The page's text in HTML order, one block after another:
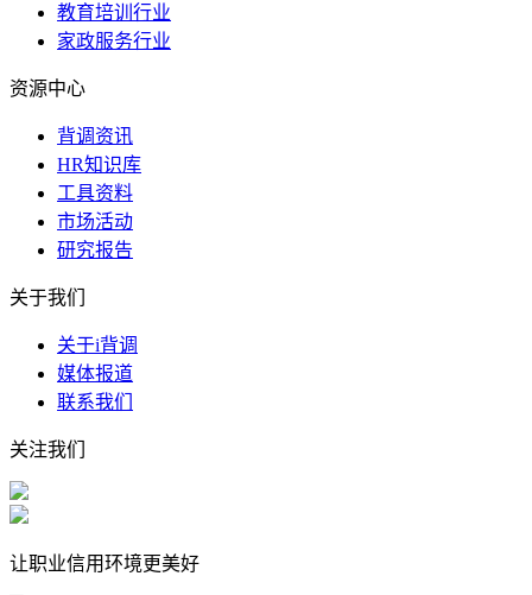
教育培训行业
家政服务行业
资源中心
背调资讯
HR知识库
工具资料
市场活动
研究报告
关于我们
关于i背调
媒体报道
联系我们
关注我们
让职业信用环境更美好